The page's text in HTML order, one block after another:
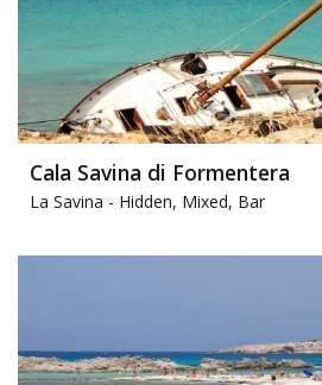
Cala Savina di Formentera
La Savina - Hidden, Mixed, Bar